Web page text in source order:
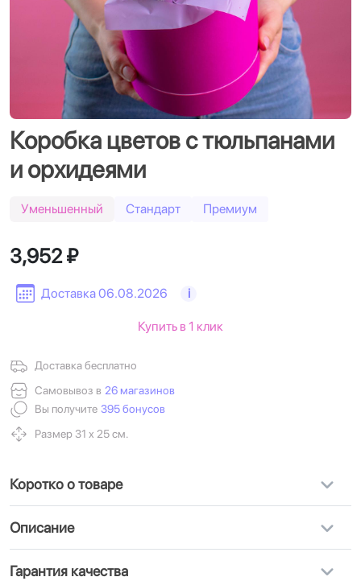
Коробка цветов с тюльпанами
и орхидеями
Уменьшенный Стандарт Премиум
Доставка 06.08.2026 i
3,952 ₽
Доставка бесплатно
Самовывоз в 26 магазинов
Вы получите 395 бонусов
Размер 31 х 25 см.
Купить в 1 клик
Коротко о товаре
Описание
Гарантия качества